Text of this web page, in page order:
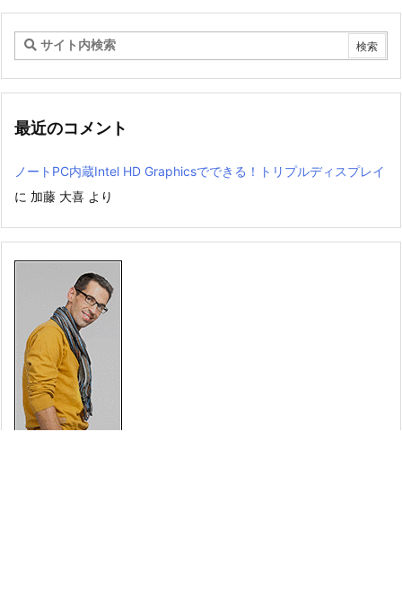
リ
最近のコメント
ノートPC内蔵Intel HD Graphicsでできる！トリプルディスプレイ
に 加藤 大喜 より